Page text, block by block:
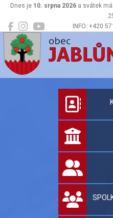
INFO: +420
Dnes je 10. srpna 2026 a svátek má
Jablůnka